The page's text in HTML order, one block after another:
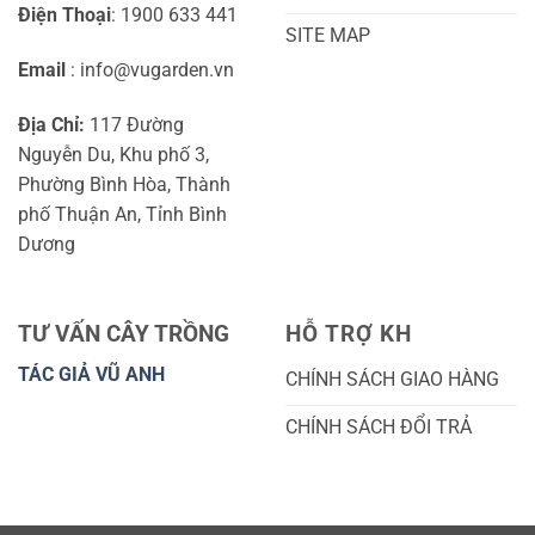
Điện Thoại: 1900 633 441
Email : info@vugarden.vn
Địa Chỉ: 117 Đường
Nguyễn Du, Khu phố 3,
Phường Bình Hòa, Thành
phố Thuận An, Tỉnh Bình
Dương
SITE MAP
TƯ VẤN CÂY TRỒNG
TÁC GIẢ VŨ ANH
HỖ TRỢ KH
CHÍNH SÁCH GIAO HÀNG
CHÍNH SÁCH ĐỔI TRẢ